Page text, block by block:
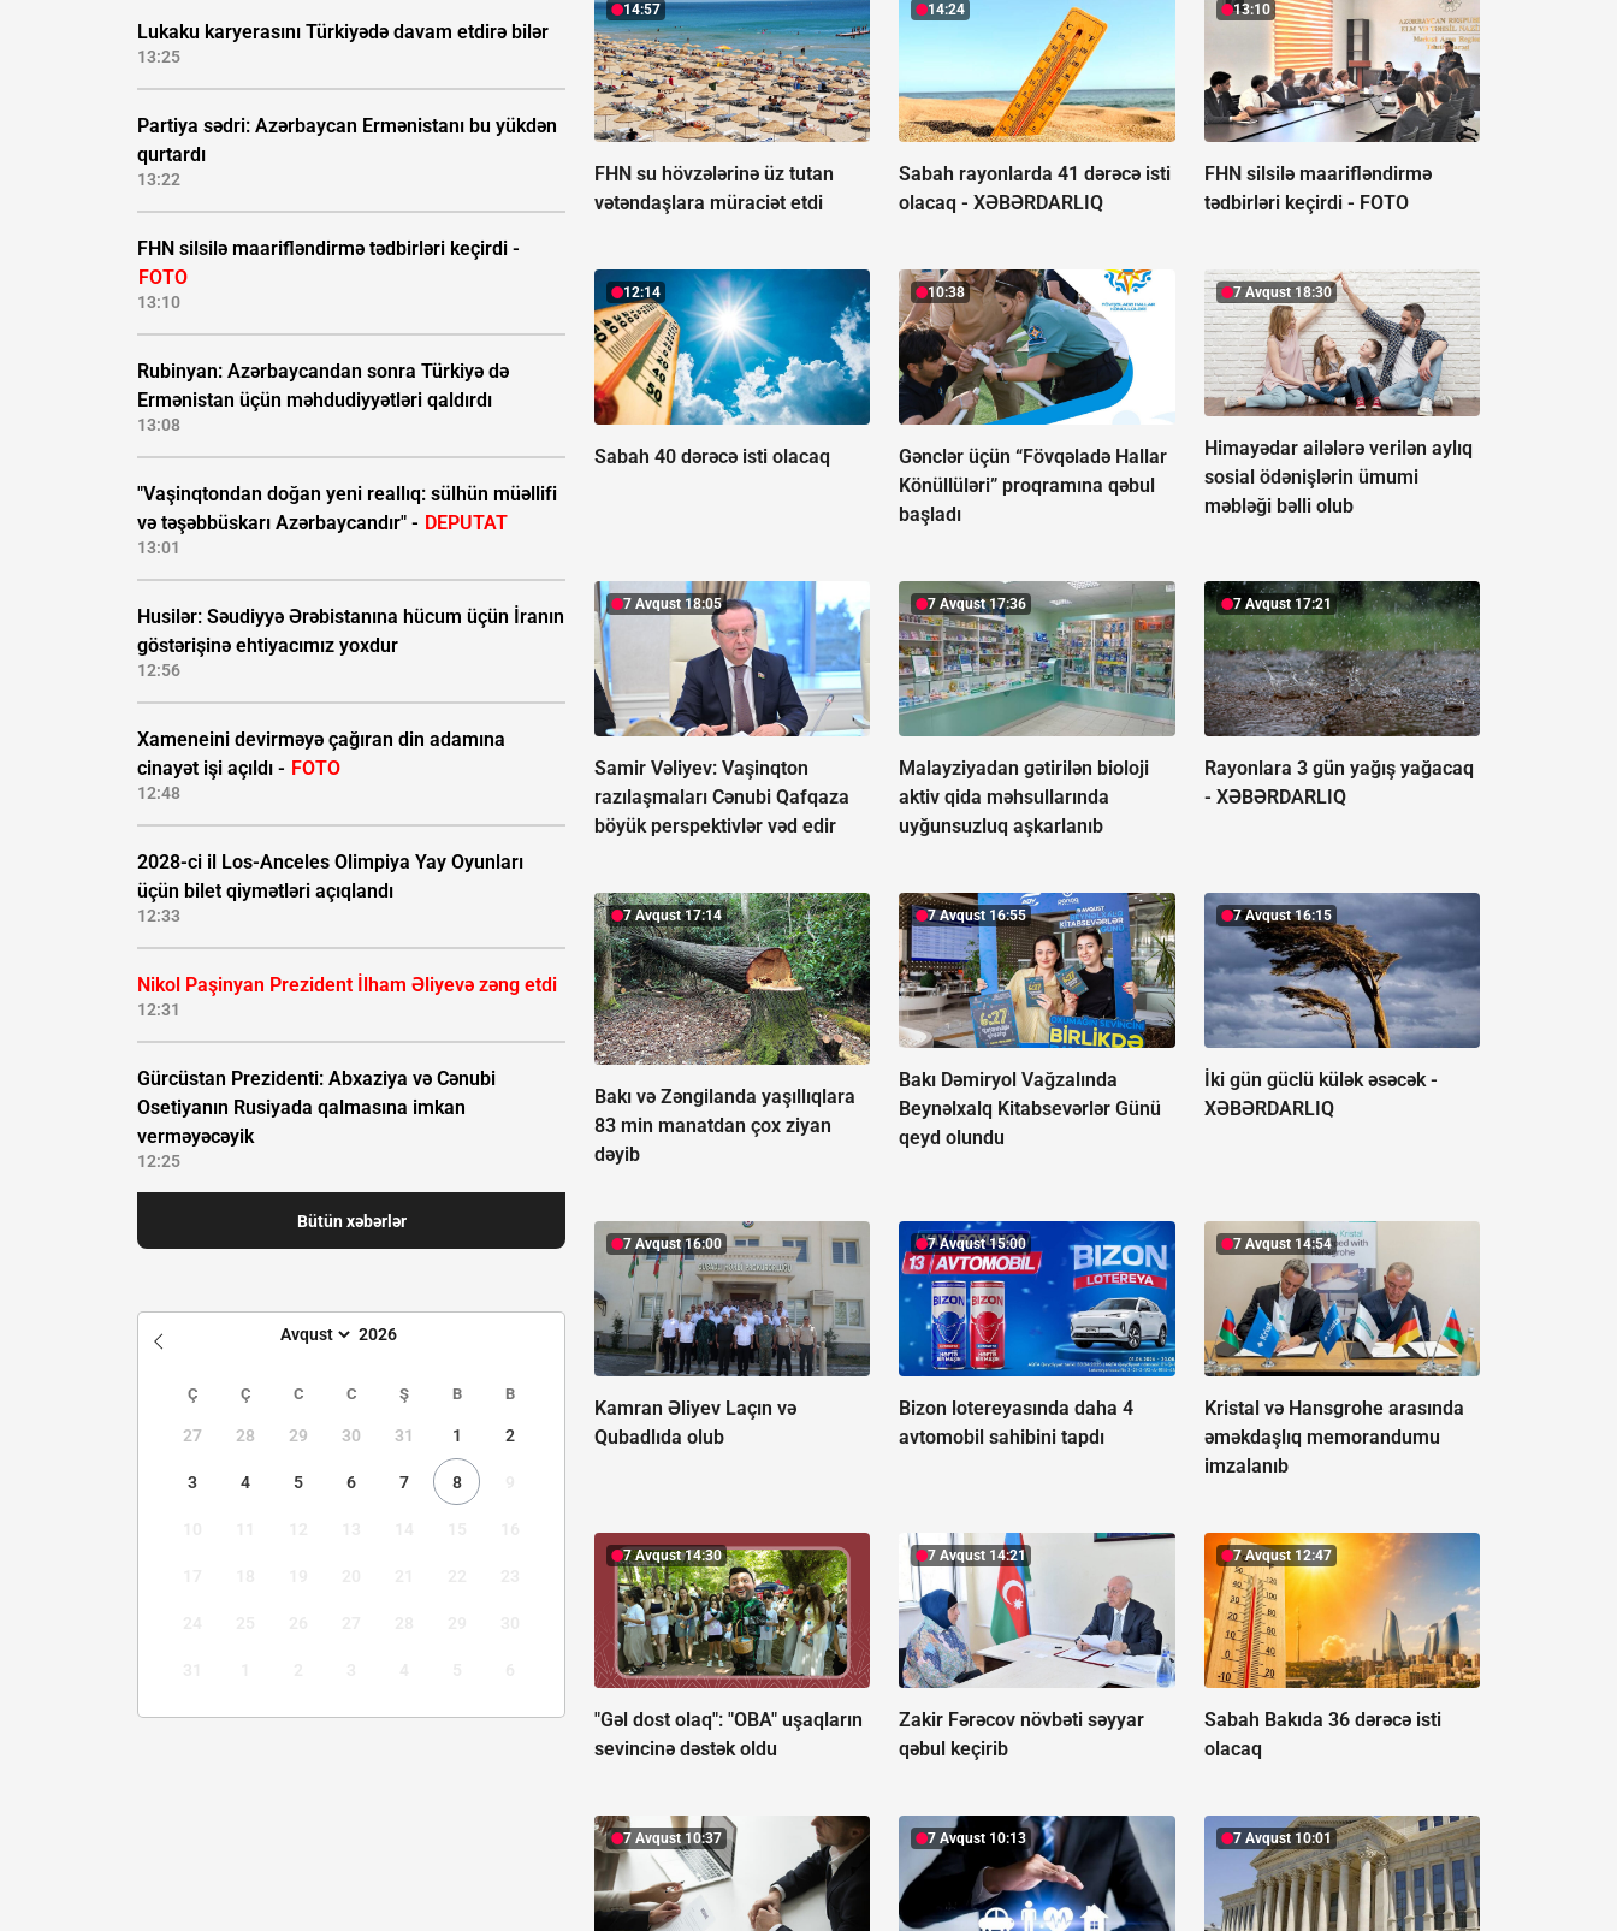
Lukaku karyerasını Türkiyədə davam etdirə bilər
13:25
Partiya sədri: Azərbaycan Ermənistanı bu yükdən
qurtardı
13:22
FHN silsilə maarifləndirmə tədbirləri keçirdi -
FOTO
13:10
Rubinyan: Azərbaycandan sonra Türkiyə də
Ermənistan üçün məhdudiyyətləri qaldırdı
13:08
"Vaşinqtondan doğan yeni reallıq: sülhün müəllifi
və təşəbbüskarı Azərbaycandır" - DEPUTAT
13:01
Husilər: Səudiyyə Ərəbistanına hücum üçün İranın
göstərişinə ehtiyacımız yoxdur
12:56
Xameneini devirməyə çağıran din adamına
cinayət işi açıldı - FOTO
12:48
2028-ci il Los-Anceles Olimpiya Yay Oyunları
üçün bilet qiymətləri açıqlandı
12:33
Nikol Paşinyan Prezident İlham Əliyevə zəng etdi
12:31
Gürcüstan Prezidenti: Abxaziya və Cənubi
Osetiyanın Rusiyada qalmasına imkan
verməyəcəyik
12:25
Bütün xəbərlər
Ç Ç C C Ş B B
27 28 29 30 31 1 2
3 4 5 6 7 8
14:57
FHN su hövzələrinə üz tutan
vətəndaşlara müraciət etdi
14:24
Sabah rayonlarda 41 dərəcə isti
olacaq -XƏBƏRDARLIQ
13:10
FHN silsilə maarifləndirmə
tədbirləri keçirdi - FOTO
12:14
Sabah 40 dərəcə isti olacaq
10:38
Gənclər üçün “Fövqəladə Hallar
Könüllüləri” proqramına qəbul
başladı
7 Avqust 18:30
Himayədar ailələrə verilən aylıq
sosial ödənişlərin ümumi
məbləği bəlli olub
7 Avqust 18:05
Samir Vəliyev: Vaşinqton
razılaşmaları Cənubi Qafqaza
böyük perspektivlər vəd edir
7 Avqust 17:36
Malayziyadan gətirilən bioloji
aktiv qida məhsullarında
uyğunsuzluq aşkarlanıb
7 Avqust 17:21
Rayonlara 3 gün yağış yağacaq
- XƏBƏRDARLIQ
7 Avqust 17:14
Bakı və Zəngilanda yaşıllıqlara
83 min manatdan çox ziyan
dəyib
7 Avqust 16:55
Bakı Dəmiryol Vağzalında
Beynəlxalq Kitabsevərlər Günü
qeyd olundu
7 Avqust 16:15
İki gün güclü külək əsəcək -
XƏBƏRDARLIQ
7 Avqust 16:00
Kamran Əliyev Laçın və
Qubadlıda olub
7 Avqust 15:00
Bizon lotereyasında daha 4
avtomobil sahibini tapdı
7 Avqust 14:54
Kristal və Hansgrohe arasında
əməkdaşlıq memorandumu
imzalanıb
7 Avqust 14:30
"Gəl dost olaq": "OBA" uşaqların
sevincinə dəstək oldu
7 Avqust 14:21
Zakir Fərəcov növbəti səyyar
qəbul keçirib
7 Avqust 12:47
Sabah Bakıda 36 dərəcə isti
olacaq
7 Avqust 10:37 7 Avqust 10:13 7 Avqust 10:01